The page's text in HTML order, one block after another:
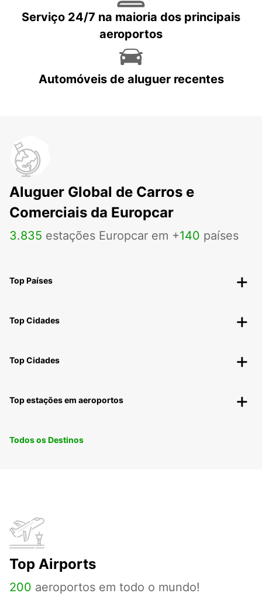
Serviço 24/7 na maioria dos principais
aeroportos
Automóveis de aluguer recentes
Aluguer Global de Carros e
Comerciais da Europcar
3.835 estações Europcar em +140 países
Top Países
Top Cidades
Top Cidades
Top estações em aeroportos
Todos os Destinos
Top Airports
200 aeroportos em todo o mundo!